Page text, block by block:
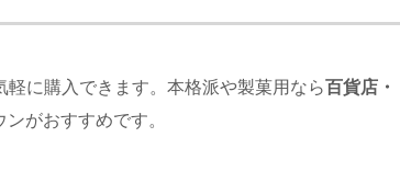
軽に購入できます。本格派や製菓用なら百貨店・
がおすすめです。